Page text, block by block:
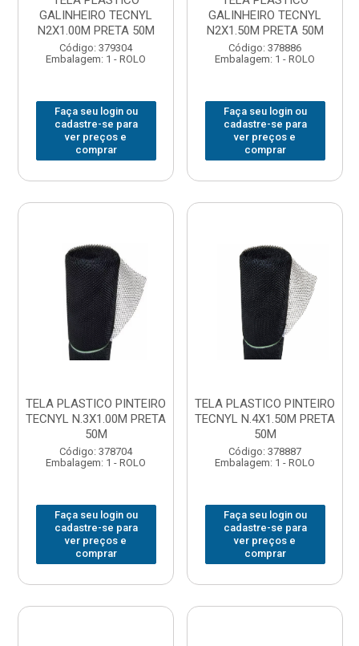
GALINHEIRO TECNYL
N2X1.00M PRETA 50M
Código: 379304
Embalagem: 1 - ROLO
Faça seu login ou
cadastre-se para
ver preços e
comprar
GALINHEIRO TECNYL
N2X1.50M PRETA 50M
Código: 378886
Embalagem: 1 - ROLO
Faça seu login ou
cadastre-se para
ver preços e
comprar
TELA PLASTICO PINTEIRO
TECNYL N.3X1.00M PRETA
50M
Código: 378704
Embalagem: 1 - ROLO
Faça seu login ou
cadastre-se para
ver preços e
comprar
TELA PLASTICO PINTEIRO
TECNYL N.4X1.50M PRETA
50M
Código: 378887
Embalagem: 1 - ROLO
Faça seu login ou
cadastre-se para
ver preços e
comprar